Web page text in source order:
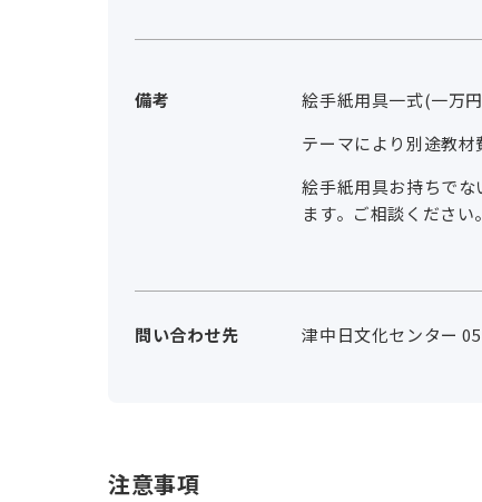
備考
絵手紙用具一式(一万
テーマにより別途教材
絵手紙用具お持ちでな
ます。ご相談ください。
問い合わせ先 津中日文化センター
注意事項